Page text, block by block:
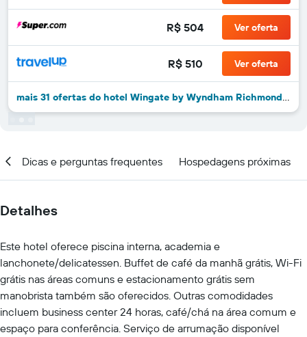
R$ 504 Ver oferta
R$ 510 Ver oferta
mais 31 ofertas do hotel Wingate by Wyndham Richmond Short Pump
Dicas e perguntas frequentes Hospedagens próximas
Detalhes
Este hotel oferece piscina interna, academia e
lanchonete/delicatessen. Buffet de café da manhã grátis, Wi-Fi
grátis nas áreas comuns e estacionamento grátis sem
manobrista também são oferecidos. Outras comodidades
incluem business center 24 horas, café/chá na área comum e
espaço para conferência. Serviço de arrumação disponível